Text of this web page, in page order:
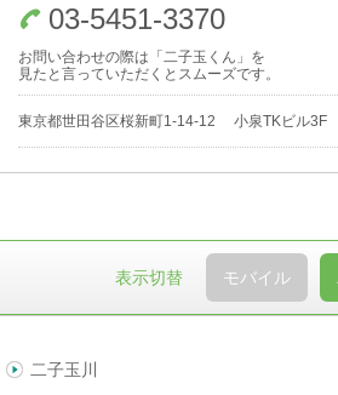
03-5451-3370
お問い合わせの際は「二子玉くん」を
見たと言っていただくとスムーズです。
東京都世田谷区桜新町1-14-12 小泉TKビル3F
表示切替 モバイル
二子玉川